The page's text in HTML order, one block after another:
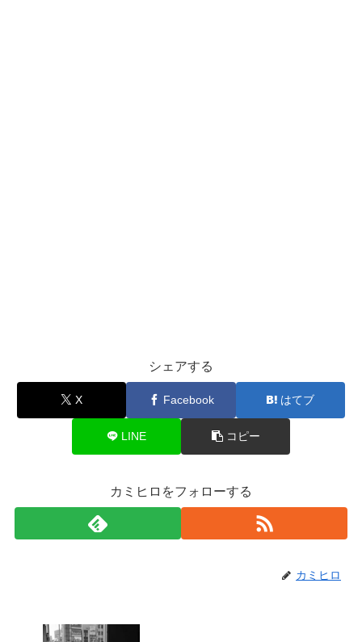
シェアする
X Facebook はてブ
LINE コピー
カミヒロをフォローする
カミヒロ